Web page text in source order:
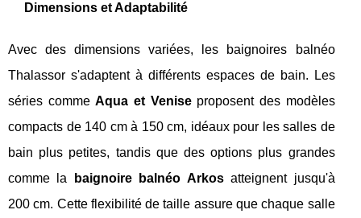
Dimensions et Adaptabilité
Avec des dimensions variées, les baignoires balnéo
Thalassor s'adaptent à différents espaces de bain. Les
séries commeAqua et Veniseproposent des modèles
compacts de 140 cm à 150 cm, idéaux pour les salles de
bain plus petites, tandis que des options plus grandes
comme la
baignoire balnéo Arkosatteignent jusqu'à
200 cm. Cette flexibilité de taille assure que chaque salle